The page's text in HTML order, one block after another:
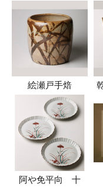
絵瀬戸手焙
阿や免平向 十